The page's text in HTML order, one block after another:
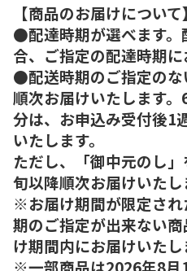
【商品のお届けについて】
●配達時期が選べます。
合、ご指定の配達時期に
●配送時期のご指定の
順次お届けいたします
分は、お申込み受付後1
いたします。
ただし、「御中元のし
旬以降順次お届けいたし
※お届け期間が限定さ
期のご指定が出来ない
け期間内にお届けいたし
※一部商品は2026年8月